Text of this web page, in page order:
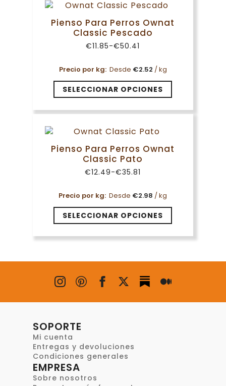
Pienso Para Perros Ownat
Classic Pescado
€11.85-€50.41
Rango
precios:
desde
€11.85
hasta
€50.41
Precio por kg: Desde €2.52 / kg
SELECCIONAR OPCIONES
Este
producto
tiene
variantes.
opciones
pueden
en
la
página
producto
Pienso Para Perros Ownat
Classic Pato
€12.49-€35.81
Rango
precios:
desde
€12.49
hasta
€35.81
Precio por kg: Desde €2.98 / kg
SELECCIONAR OPCIONES
Este
producto
tiene
opciones
se
pueden
en
la
página
de
producto
SOPORTE
Mi cuenta
Entregas y devoluciones
Condiciones generales
EMPRESA
Sobre nosotros